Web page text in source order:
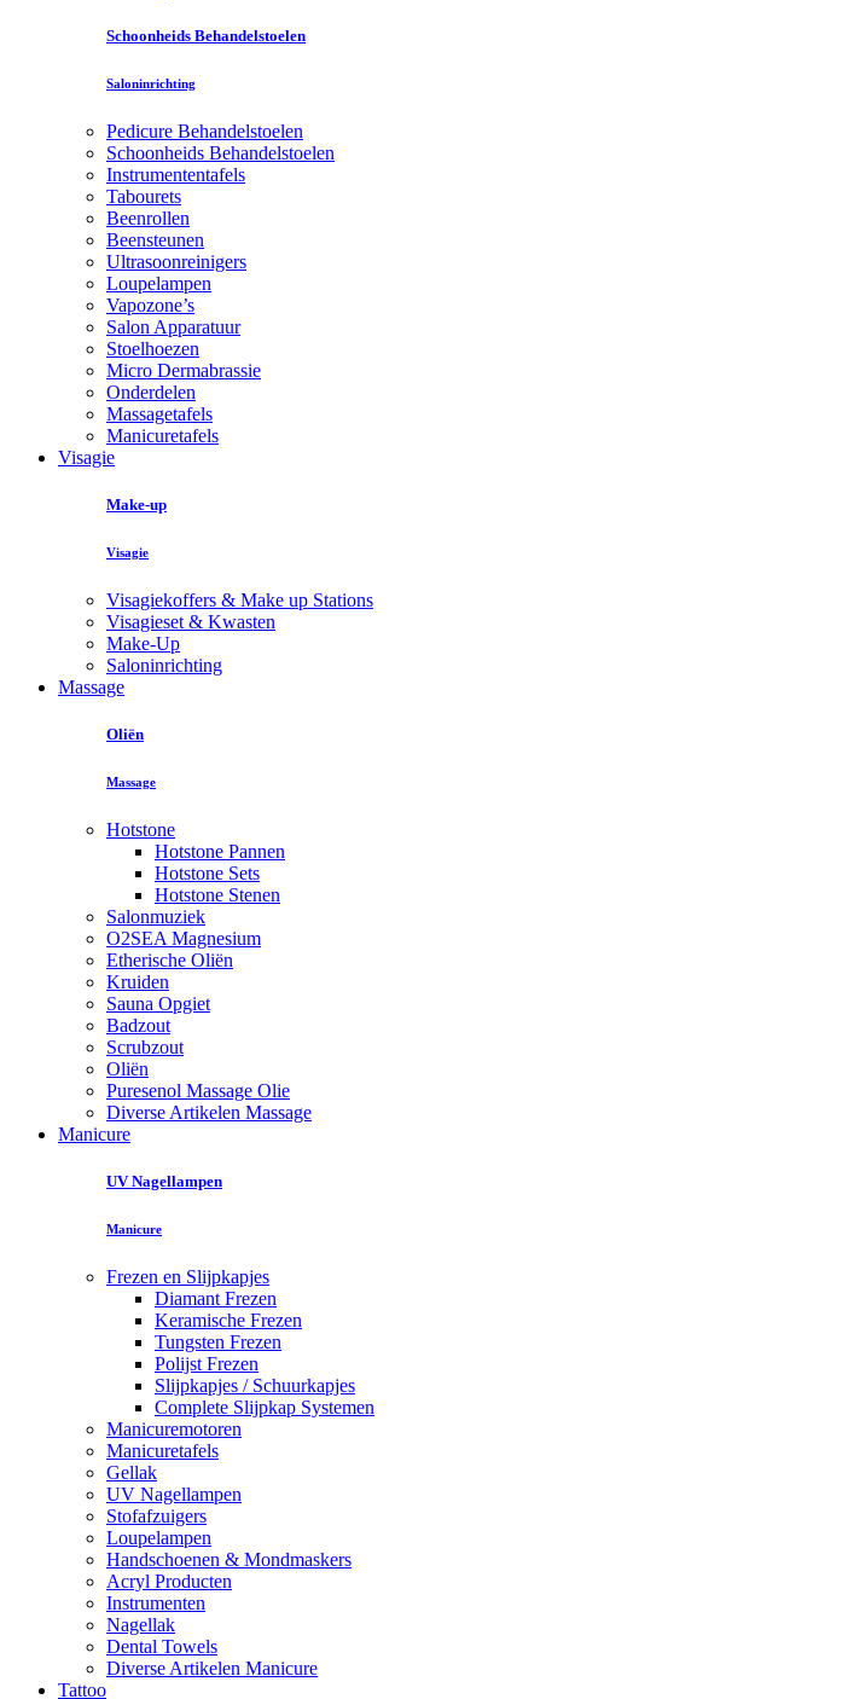
Schoonheids Behandelstoelen
Saloninrichting
Pedicure Behandelstoelen
Schoonheids Behandelstoelen
Instrumententafels
Tabourets
Beenrollen
Beensteunen
Ultrasoonreinigers
Loupelampen
Vapozone’s
Salon Apparatuur
Stoelhoezen
Micro Dermabrassie
Onderdelen
Massagetafels
Manicuretafels
Visagie
Make-up
Visagie
Visagiekoffers & Make up Stations
Visagieset & Kwasten
Make-Up
Saloninrichting
Massage
Oliën
Massage
Hotstone
Hotstone Pannen
Hotstone Sets
Hotstone Stenen
Salonmuziek
O2SEA Magnesium
Etherische Oliën
Kruiden
Sauna Opgiet
Badzout
Scrubzout
Oliën
Puresenol Massage Olie
Diverse Artikelen Massage
Manicure
UV Nagellampen
Manicure
Frezen en Slijpkapjes
Diamant Frezen
Keramische Frezen
Tungsten Frezen
Polijst Frezen
Slijpkapjes / Schuurkapjes
Complete Slijpkap Systemen
Manicuremotoren
Manicuretafels
Gellak
UV Nagellampen
Stofafzuigers
Loupelampen
Handschoenen & Mondmaskers
Acryl Producten
Instrumenten
Nagellak
Dental Towels
Diverse Artikelen Manicure
Tattoo